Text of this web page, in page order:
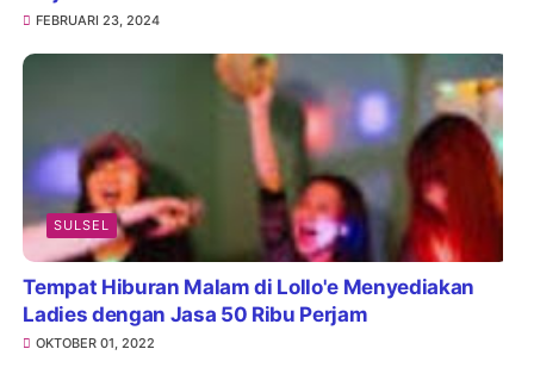
FEBRUARI 23, 2024
SULSEL
Tempat Hiburan Malam di Lollo'e Menyediakan
Ladies dengan Jasa 50 Ribu Perjam
OKTOBER 01, 2022